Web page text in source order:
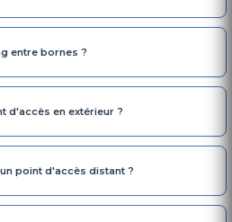
entre bornes ?
d'accès en extérieur ?
point d'accès distant ?